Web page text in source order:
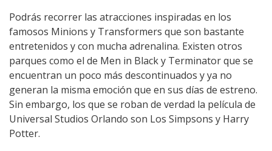
Podrás recorrer las atracciones inspiradas en los
famosos Minions y Transformers que son bastante
entretenidos y con mucha adrenalina. Existen otros
parques como el de Men in Black y Terminator que se
encuentran un poco más descontinuados y ya no
generan la misma emoción que en sus días de estreno.
Sin embargo, los que se roban de verdad la película de
Universal Studios Orlando son Los Simpsons y Harry
Potter.